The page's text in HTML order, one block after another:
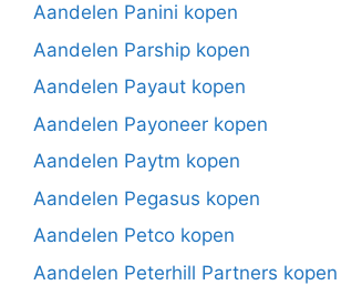
Aandelen Panini kopen
Aandelen Parship kopen
Aandelen Payaut kopen
Aandelen Payoneer kopen
Aandelen Paytm kopen
Aandelen Pegasus kopen
Aandelen Petco kopen
Aandelen Peterhill Partners kopen